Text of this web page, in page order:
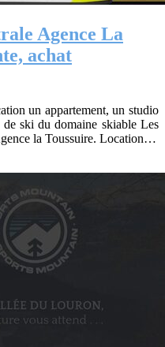
Agence La
achat
un appartement, un studio
ski du domaine skiable Les
la Toussuire. Location…